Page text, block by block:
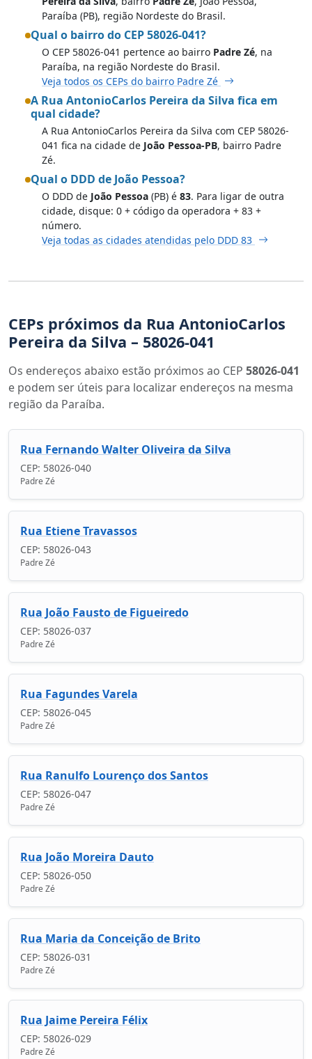
Paraíba (PB), região Nordeste do Brasil.
Qual o bairro do CEP 58026-041?
O CEP 58026-041 pertence ao bairro Padre Zé, na
Paraíba, na região Nordeste do Brasil.
Veja todos os CEPs do bairro Padre Zé
A Rua AntonioCarlos Pereira da Silva fica em
qual cidade?
A Rua AntonioCarlos Pereira da Silva com CEP 58026-
041 fica na cidade de João Pessoa-PB, bairro Padre
Zé.
Qual o DDD de João Pessoa?
O DDD de João Pessoa (PB) é 83. Para ligar de outra
cidade, disque: 0 + código da operadora + 83 +
número.
Veja todas as cidades atendidas pelo DDD 83
CEPs próximos da Rua AntonioCarlos
Pereira da Silva – 58026-041
Os endereços abaixo estão próximos ao CEP 58026-041
e podem ser úteis para localizar endereços na mesma
região da Paraíba.
Rua Fernando Walter Oliveira da Silva
CEP: 58026-040
Padre Zé
Rua Etiene Travassos
CEP: 58026-043
Padre Zé
Rua João Fausto de Figueiredo
CEP: 58026-037
Padre Zé
Rua Fagundes Varela
CEP: 58026-045
Padre Zé
Rua Ranulfo Lourenço dos Santos
CEP: 58026-047
Padre Zé
Rua João Moreira Dauto
CEP: 58026-050
Padre Zé
Rua Maria da Conceição de Brito
CEP: 58026-031
Padre Zé
Rua Jaime Pereira Félix
CEP: 58026-029
Padre Zé